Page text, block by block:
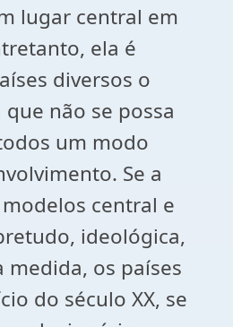
lugar central em
ela é
diversos o
não se possa
um modo
Se a
central e
ideológica,
medida, os países
do século XX, se